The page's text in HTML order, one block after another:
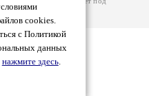
cookies.
с Политикой
данных
нажмите здесь.